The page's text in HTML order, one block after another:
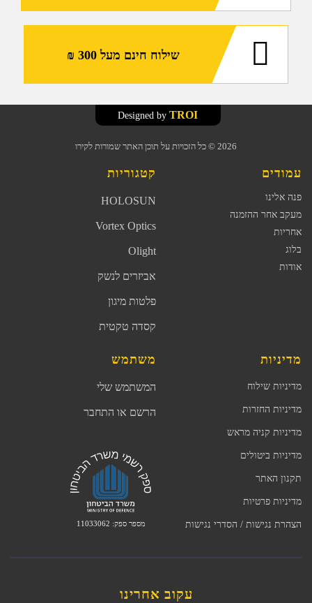
שילוח חינם מעל 300 ₪
2026 © כל הזכויות על תוכן האתר שמורות לקירו
TROI
עמודים
פנה אלינו
מעקב אחר ההזמנה
אחריות
בלוג
אודות
קטגוריות
HOLOSUN
Vortex Optics
Olight
אביזרים לנשק
פלטות מיגון
קסדה טקטית
מדיניות
מדיניות שילוח
מדיניות החזרות
מדיניות קניה מראש
מדיניות ביטולים
תקנון האתר
מדיניות פרטיות
הצהרת נגישות / הסדרי נגישות
משתמש
המשתמש שלי
הרשם או התחבר
מספר ספק: 11033062
עקוב אחרינו